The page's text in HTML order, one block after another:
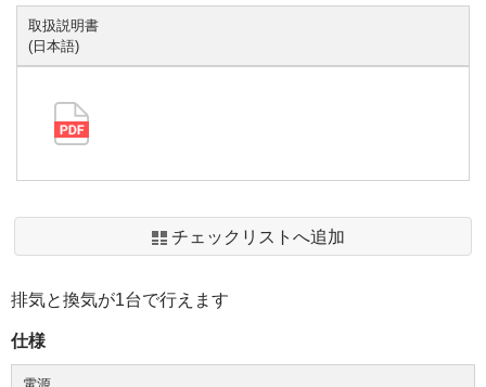
チェックリストへ追加
排気と換気が1台で行えます
仕様
取扱説明書
(日本語)